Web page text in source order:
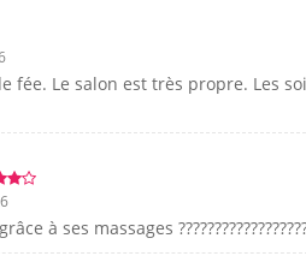
fée. Le salon est très propre. Les
à ses massages